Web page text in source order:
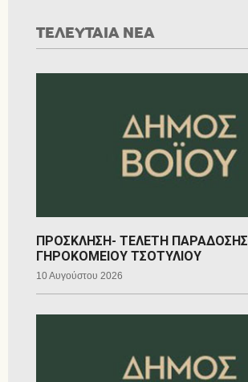
ΤΕΛΕΥΤΑΙΑ ΝΕΑ
ΠΡΟΣΚΛΗΣΗ- ΤΕΛΕΤΗ ΠΑΡΑΔΟΣΗΣ
ΓΗΡΟΚΟΜΕΙΟΥ ΤΣΟΤΥΛΙΟΥ
10 Αυγούστου 2026